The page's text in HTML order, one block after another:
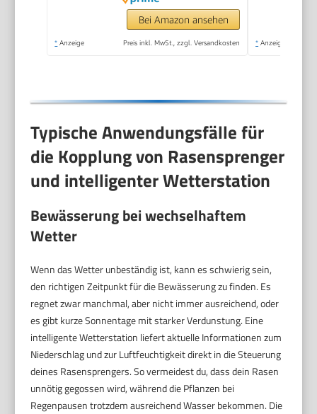
Metallfilter (18712-
20)
Bei Amazon ansehen
* Anzeige Preis inkl. MwSt., zzgl. Versandkosten * Anzeige
Typische Anwendungsfälle für
die Kopplung von Rasensprenger
und intelligenter Wetterstation
Bewässerung bei wechselhaftem
Wetter
Wenn das Wetter unbeständig ist, kann es schwierig sein,
den richtigen Zeitpunkt für die Bewässerung zu finden. Es
regnet zwar manchmal, aber nicht immer ausreichend, oder
es gibt kurze Sonnentage mit starker Verdunstung. Eine
intelligente Wetterstation liefert aktuelle Informationen zum
Niederschlag und zur Luftfeuchtigkeit direkt in die Steuerung
deines Rasensprengers. So vermeidest du, dass dein Rasen
unnötig gegossen wird, während die Pflanzen bei
Regenpausen trotzdem ausreichend Wasser bekommen. Die